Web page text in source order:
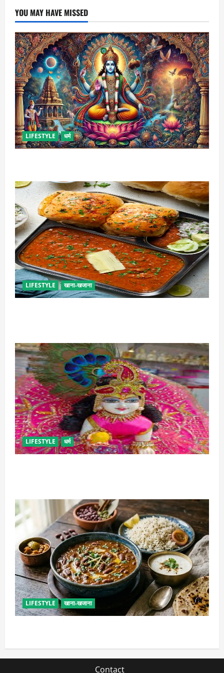
YOU MAY HAVE MISSED
LIFESTYLE धर्म
LIFESTYLE खाना-खजाना
LIFESTYLE धर्म
LIFESTYLE खाना-खजाना
Contact